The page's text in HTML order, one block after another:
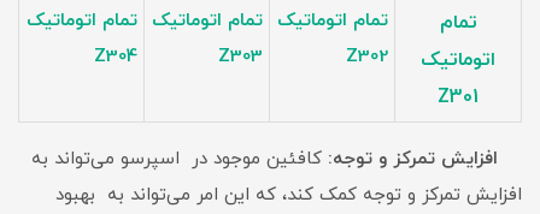
تمام
اتوماتیک
Z301
تمام اتوماتیک
Z302
تمام اتوماتیک
Z303
تمام اتوماتیک
Z304
افزایش تمرکز و توجه: کافئین موجود در اسپرسو می‌تواند به
افزایش تمرکز و توجه کمک کند، که این امر می‌تواند به بهبود